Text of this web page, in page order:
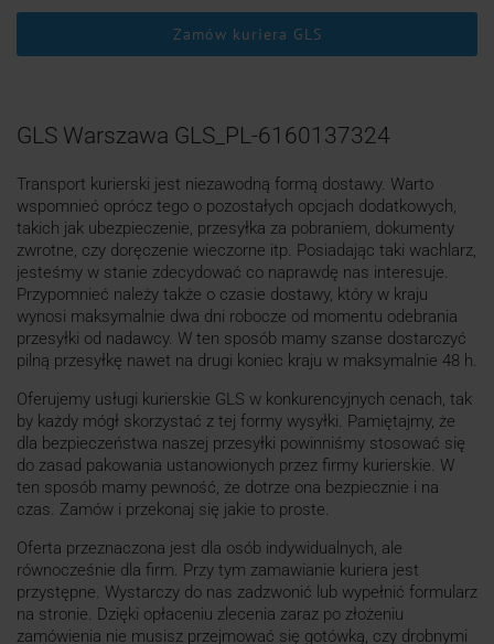
Zamów kuriera GLS
GLS Warszawa GLS_PL-6160137324
Transport kurierski jest niezawodną formą dostawy. Warto
wspomnieć oprócz tego o pozostałych opcjach dodatkowych,
takich jak ubezpieczenie, przesyłka za pobraniem, dokumenty
zwrotne, czy doręczenie wieczorne itp. Posiadając taki wachlarz,
jesteśmy w stanie zdecydować co naprawdę nas interesuje.
Przypomnieć należy także o czasie dostawy, który w kraju
wynosi maksymalnie dwa dni robocze od momentu odebrania
przesyłki od nadawcy. W ten sposób mamy szanse dostarczyć
pilną przesyłkę nawet na drugi koniec kraju w maksymalnie 48 h.
Oferujemy usługi kurierskie GLS w konkurencyjnych cenach, tak
by każdy mógł skorzystać z tej formy wysyłki. Pamiętajmy, że
dla bezpieczeństwa naszej przesyłki powinniśmy stosować się
do zasad pakowania ustanowionych przez firmy kurierskie. W
ten sposób mamy pewność, że dotrze ona bezpiecznie i na
czas. Zamów i przekonaj się jakie to proste.
Oferta przeznaczona jest dla osób indywidualnych, ale
równocześnie dla firm. Przy tym zamawianie kuriera jest
przystępne. Wystarczy do nas zadzwonić lub wypełnić formularz
na stronie. Dzięki opłaceniu zlecenia zaraz po złożeniu
zamówienia nie musisz przejmować się gotówką, czy drobnymi